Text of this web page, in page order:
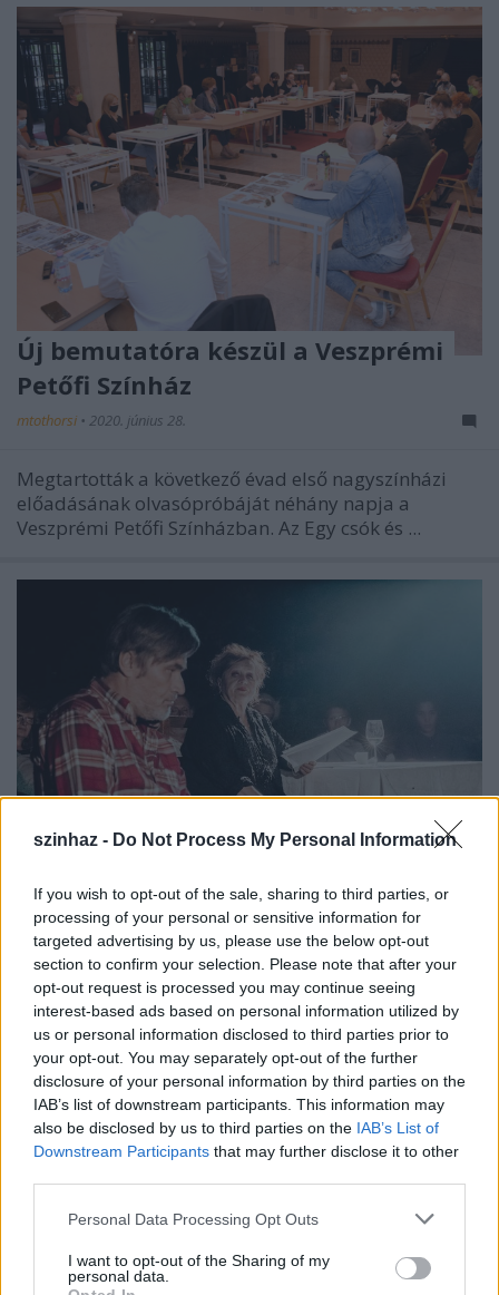
szinhaz - Do Not Process My Personal Information
If you wish to opt-out of the sale, sharing to third parties, or
processing of your personal or sensitive information for
targeted advertising by us, please use the below opt-out
section to confirm your selection. Please note that after your
opt-out request is processed you may continue seeing
interest-based ads based on personal information utilized by
us or personal information disclosed to third parties prior to
your opt-out. You may separately opt-out of the further
disclosure of your personal information by third parties on the
IAB’s list of downstream participants. This information may
also be disclosed by us to third parties on the IAB’s List of
Downstream Participants that may further disclose it to other
Please note that this website/app uses one or more Google
not limited to your visit or usage behaviour. You may click to
grant or deny consent to Google and its third-party tags to
Personal Data Processing Opt Outs
I want to opt-out of the Sharing of my
personal data.
Új bemutatóra készül a Veszprémi
Petőfi Színház
mtothorsi • 2020. június 28.
Megtartották a következő évad első nagyszínházi
előadásának olvasópróbáját néhány napja a
Veszprémi Petőfi Színházban. Az Egy csók és ...
Július 5-én indul a Zsámbéki Nyári
Színház
mtothorsi• 2020. június 26.
A frissen felújított Zichy-kastély sajátos
atmoszférájú, nyitott belső udvarán álló színpadra
tervezik idén az előadások java részét, de lesz ...